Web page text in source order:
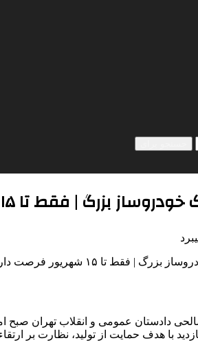
| فقط تا ۱۵ شهریور فرصت دارید که…
بازدید با هدف حمایت از تولید، نظارت